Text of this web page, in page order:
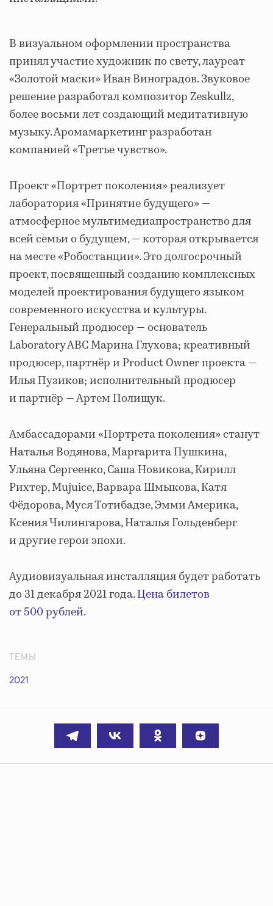
В визуальном оформлении пространства
принял участие художник по свету, лауреат
«Золотой маски» Иван Виноградов. Звуковое
решение разработал композитор Zeskullz,
более восьми лет создающий медитативную
музыку. Аромамаркетинг разработан
компанией «Третье чувство».
Проект «Портрет поколения» реализует
лаборатория «Принятие будущего» —
атмосферное мультимедиапространство для
всей семьи о будущем, — которая открывается
на месте «Робостанции». Это долгосрочный
проект, посвященный созданию комплексных
моделей проектирования будущего языком
современного искусства и культуры.
Генеральный продюсер — основатель
Laboratory ABC Марина Глухова; креативный
продюсер, партнёр и Product Owner проекта —
Илья Пузиков; исполнительный продюсер
и партнёр — Артем Полищук.
Амбассадорами «Портрета поколения» станут
Наталья Водянова, Маргарита Пушкина,
Ульяна Сергеенко, Саша Новикова, Кирилл
Рихтер, Mujuice, Варвара Шмыкова, Катя
Фёдорова, Муся Тотибадзе, Эмми Америка,
Ксения Чилингарова, Наталья Гольденберг
и другие герои эпохи.
Аудиовизуальная инсталляция будет работать
до 31 декабря 2021 года.Цена билетов
от 500 рублей.
ТЕМЫ
2021